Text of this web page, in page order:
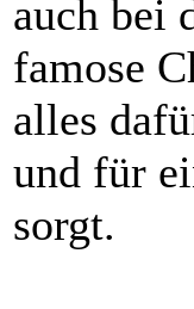
auch bei
famose
alles
und für
sorgt.